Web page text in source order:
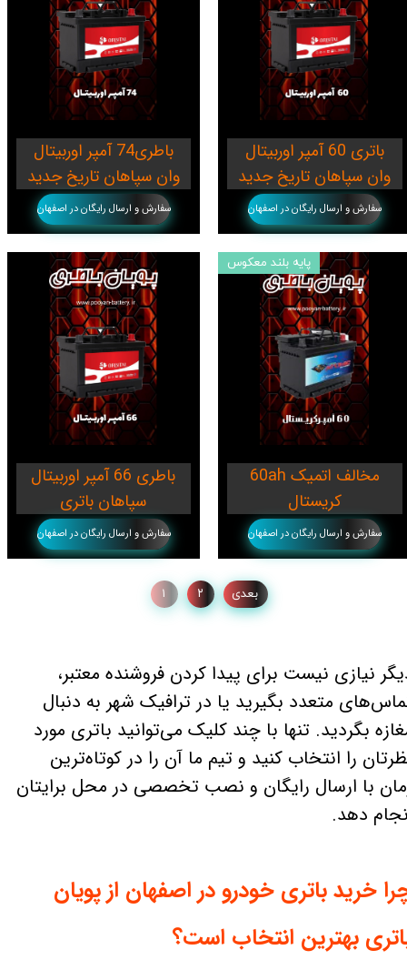
باطری74 آمپر اوربیتال
وان سپاهان تاریخ جدید
سفارش و ارسال رایگان در اصفهان
باتری 60 آمپر اوربیتال
وان سپاهان تاریخ جدید
سفارش و ارسال رایگان در اصفهان
باطری 66 آمپر اوربیتال
سپاهان باتری
سفارش و ارسال رایگان در اصفهان
60ah مخالف اتمیک
کریستال
سفارش و ارسال رایگان در اصفهان
پایه بلند معکوس
۱ ۲ بعدی
نیازی نیست برای پیدا کردن فروشنده معتبر،
متعدد بگیرید یا در ترافیک شهر به دنبال
بگردید. تنها با چند کلیک می‌توانید باتری مورد
را انتخاب کنید و تیم ما آن را در کوتاه‌ترین
با ارسال رایگان و نصب تخصصی در محل برایتان
دهد.
خرید باتری خودرو در اصفهان از پویان
بهترین انتخاب است؟